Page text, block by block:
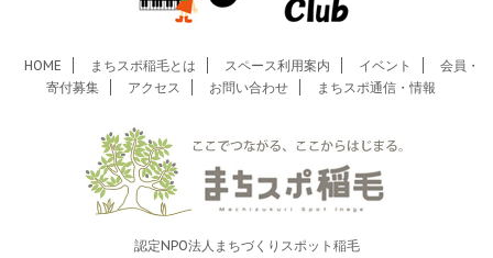
HOME まちスポ稲毛とは スペース利用案内 イベント
会員・
寄付募集
アクセス お問い合わせ まちスポ通信・情報
認定NPO法人まちづくりスポット稲毛